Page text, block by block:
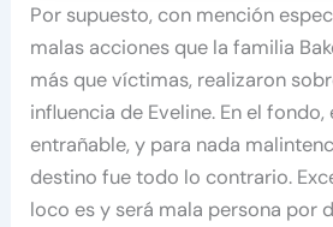
Por supuesto, con mención
malas acciones que la familia
más que víctimas, realizaron
influencia de Eveline. En el
entrañable, y para nada
destino fue todo lo contrario.
loco es y será mala persona por